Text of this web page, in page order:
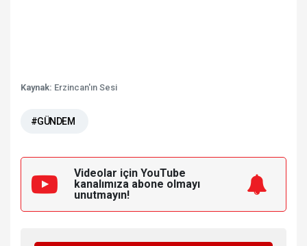
Kaynak: Erzincan'ın Sesi
#GÜNDEM
Videolar için YouTube
kanalımıza abone olmayı
unutmayın!